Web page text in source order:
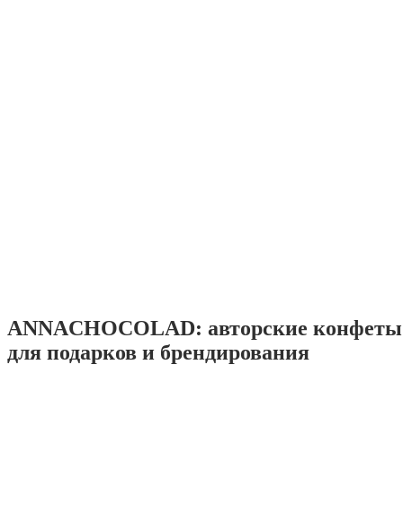
ANNACHOCOLAD: авторские
для подарков и брендирования